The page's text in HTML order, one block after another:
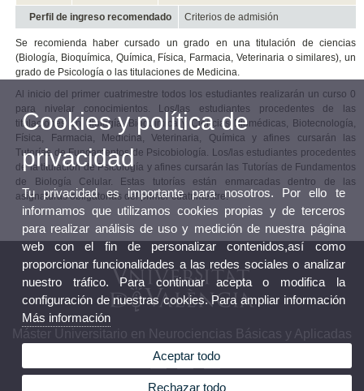
Perfil de ingreso recomendado Criterios de admisión
Se recomienda haber cursado un grado en una titulación de ciencias
(Biología, Bioquímica, Química, Física, Farmacia, Veterinaria o similares), un
grado de Psicología o las titulaciones de Medicina.
Al inicio del primer cuatrimestre todos los estudiantes realizarán un curso 0
para nivelar conocimientos. Los/las estudiantes procedentes de las
titulaciones en Biología, Bioquímica y Ciencias Biomédicas, Biotecnología,
Física, Farmacia, Medicina, Veterinaria, Química y afines cursarán las
Tutorías de Fundamentos de Psicobiología. Los/las estudiantes procedentes
de la titulación de Psicología y afines cursarán las Tutorías de Fundamentos
de Biología Celular. Estas tutorías están enmarcadas dentro de las
asignaturas obligatorias del primer cuatrimestre.
Máster Universitario en Neurociencias Básicas y Aplicadas
Cookies y política de
privacidad
Tu privacidad es importante para nosotros. Por ello te
informamos que utilizamos cookies propias y de terceros
para realizar análisis de uso y medición de nuestra página
web con el fin de personalizar contenidos,así como
proporcionar funcionalidades a las redes sociales o analizar
nuestro tráfico. Para continuar acepta o modifica la
configuración de nuestras cookies. Para ampliar información
Más información
Aceptar todo
Rechazar todo